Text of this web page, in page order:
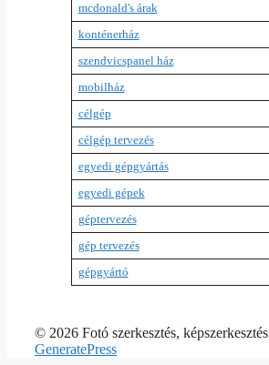
mcdonald's árak
konténerház
szendvicspanel ház
mobilház
célgép
célgép tervezés
egyedi gépgyártás
egyedi gépek
géptervezés
gép tervezés
gépgyártó
© 2026 Fotó szerkesztés, képszerkesztés
GeneratePress